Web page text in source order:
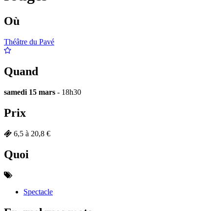
Où
Théâtre du Pavé
Quand
samedi 15 mars - 18h30
Prix
6,5 à 20,8 €
Quoi
Spectacle